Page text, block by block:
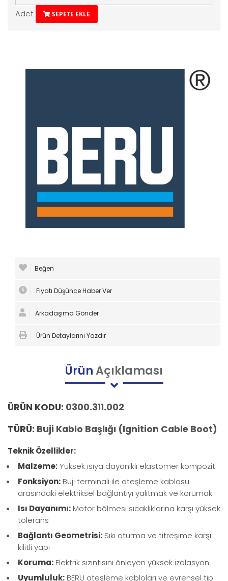
Adet SEPETE EKLE
Beğen
Fiyatı Düşünce Haber Ver
Arkadaşıma Gönder
Ürün Detaylarını Yazdır
ÜrünAçıklaması
ÜRÜN KODU: 0300.311.002
TÜRÜ: Buji Kablo Başlığı (Ignition Cable Boot)
Teknik Özellikler:
Malzeme:Yüksek ısıya dayanıklı elastomer kompozit
Fonksiyon: Buji terminali ile ateşleme kablosu
arasındaki elektriksel bağlantıyı yalıtmak ve korumak
Isı Dayanımı: Motor bölmesi sıcaklıklarına karşı yüksek
tolerans
Bağlantı Geometrisi: Sıkı oturma ve titreşime karşı
kilitli yapı
Koruma: Elektrik sızıntısını önleyen yüksek izolasyon
Uyumluluk: BERU ateşleme kabloları ve evrensel tip